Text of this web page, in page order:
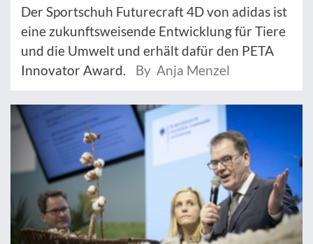
Der Sportschuh Futurecraft 4D von adidas ist
eine zukunftsweisende Entwicklung für Tiere
und die Umwelt und erhält dafür den PETA
Innovator Award.
By Anja Menzel